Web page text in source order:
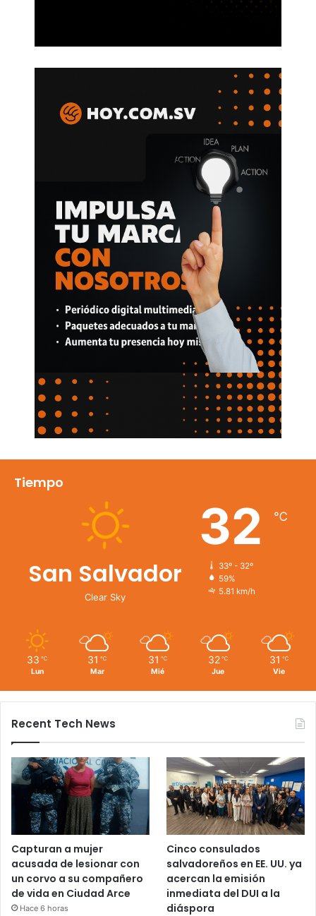
Tiempo
San Salvador
Clear Sky
32 ℃
33º - 32º
59%
5.81 km/h
33 ℃
Lun
31 ℃
Mar
31 ℃
Mié
32 ℃
Jue
31 ℃
Vie
Recent Tech News
Capturan a mujer
acusada de lesionar con
un corvo a su compañero
de vida en Ciudad Arce
Hace 6 horas
Cinco consulados
salvadoreños en EE. UU. ya
acercan la emisión
inmediata del DUI a la
diáspora